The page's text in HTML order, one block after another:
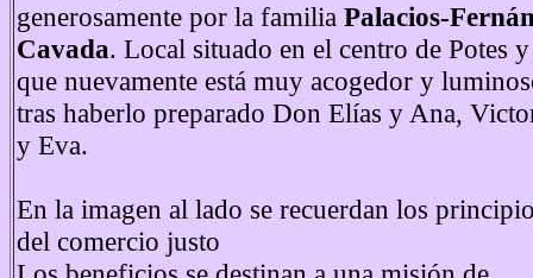
generosamente por la familia Palacios-
Cavada. Local situado en el centro de Potes y
que nuevamente está muy acogedor y
tras haberlo preparado Don Elías y Ana,
y Eva.
En la imagen al lado se recuerdan los
del comercio justo